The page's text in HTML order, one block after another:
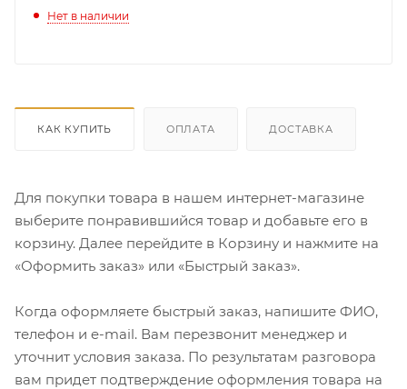
Нет в наличии
КАК КУПИТЬ ОПЛАТА ДОСТАВКА
Для покупки товара в нашем интернет-магазине
выберите понравившийся товар и добавьте его в
корзину. Далее перейдите в Корзину и нажмите на
«Оформить заказ» или «Быстрый заказ».
Когда оформляете быстрый заказ, напишите ФИО,
телефон и e-mail. Вам перезвонит менеджер и
уточнит условия заказа. По результатам разговора
вам придет подтверждение оформления товара на